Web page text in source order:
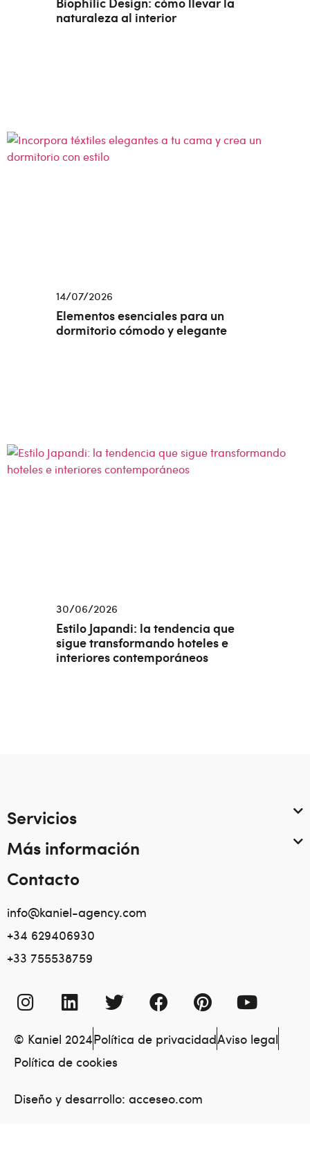
naturaleza al interior
Elementos esenciales para un
dormitorio cómodo y elegante
14/07/2026
Estilo Japandi: la tendencia que
sigue transformando hoteles e
interiores contemporáneos
30/06/2026
Servicios
Más información
Contacto
info@kaniel-agency.com
+34 629406930
+33 755538759
© Kaniel 2024Política de privacidadAviso legal
Política de cookies
Diseño y desarrollo: acceseo.com